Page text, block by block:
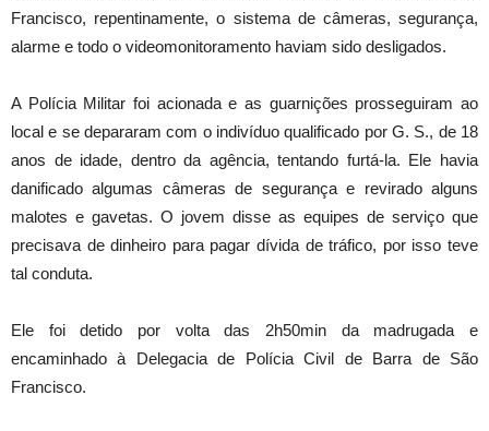
Francisco, repentinamente, o sistema de câmeras, segurança,
alarme e todo o videomonitoramento haviam sido desligados.
A Polícia Militar foi acionada e as guarnições prosseguiram ao
local e se depararam com o indivíduo qualificado por G. S., de 18
anos de idade, dentro da agência, tentando furtá-la. Ele havia
danificado algumas câmeras de segurança e revirado alguns
malotes e gavetas. O jovem disse as equipes de serviço que
precisava de dinheiro para pagar dívida de tráfico, por isso teve
tal conduta.
Ele foi detido por volta das 2h50min da madrugada e
encaminhado à Delegacia de Polícia Civil de Barra de São
Francisco.